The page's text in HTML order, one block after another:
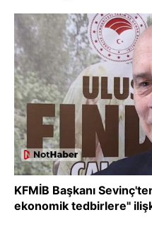
KFMİB Başkanı
ekonomik tedbirlere"